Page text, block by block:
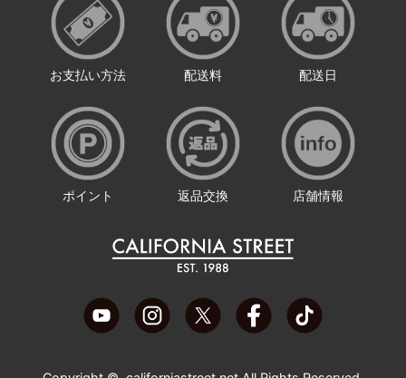
お支払い方法 配送料 配送日
ポイント 返品交換 店舗情報